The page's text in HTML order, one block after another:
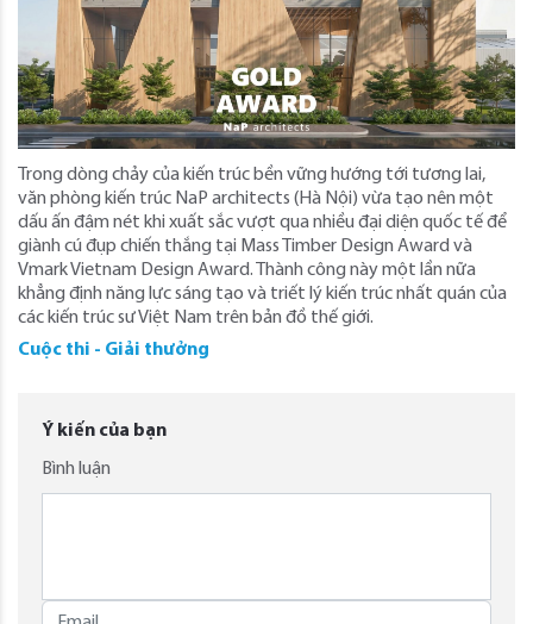
Trong dòng chảy của kiến trúc bền vững hướng tới tương lai,
văn phòng kiến trúc NaP architects (Hà Nội) vừa tạo nên một
dấu ấn đậm nét khi xuất sắc vượt qua nhiều đại diện quốc tế để
giành cú đụp chiến thắng tại Mass Timber Design Award và
Vmark Vietnam Design Award. Thành công này một lần nữa
khẳng định năng lực sáng tạo và triết lý kiến trúc nhất quán của
các kiến trúc sư Việt Nam trên bản đồ thế giới.
Cuộc thi - Giải thưởng
Ý kiến của bạn
Bình luận